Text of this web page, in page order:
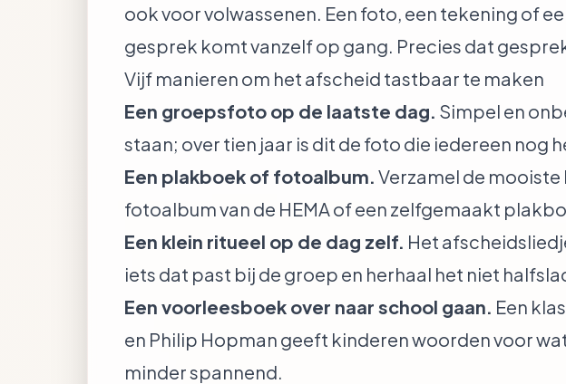
ook voor volwassenen. Een foto, een tekening of
gesprek komt vanzelf op gang. Precies dat
Vijf manieren om het afscheid tastbaar te maken
Een groepsfoto op de laatste dag. Simpel en
staan; over tien jaar is dit de foto die iedereen nog
Een plakboek of fotoalbum. Verzamel de mooiste
fotoalbum van de HEMA of een zelfgemaakt
Een klein ritueel op de dag zelf. Het
iets dat past bij de groep en herhaal het niet
Een voorleesboek over naar school gaan. Een
en Philip Hopman geeft kinderen woorden voor
minder spannend.